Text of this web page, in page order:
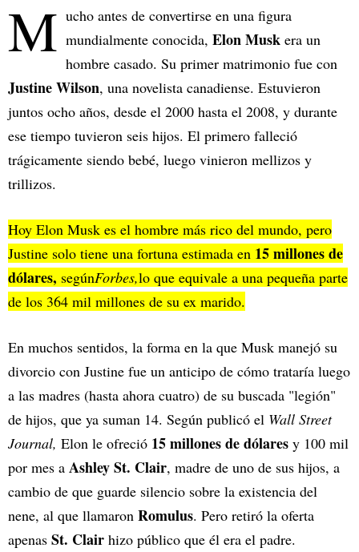
M ucho antes de convertirse en una figura
mundialmente conocida, Elon Musk era un
hombre casado. Su primer matrimonio fue con
Justine Wilson, una novelista canadiense. Estuvieron
juntos ocho años, desde el 2000 hasta el 2008, y durante
ese tiempo tuvieron seis hijos. El primero falleció
trágicamente siendo bebé, luego vinieron mellizos y
trillizos.
Hoy Elon Musk es el hombre más rico del mundo, pero
Justine solo tiene una fortuna estimada en 15 millones de
dólares, segúnForbes,lo que equivale a una pequeña parte
de los 364 mil millones de su ex marido.
En muchos sentidos, la forma en la que Musk manejó su
divorcio con Justine fue un anticipo de cómo trataría luego
a las madres (hasta ahora cuatro) de su buscada "legión"
de hijos, que ya suman 14. Según publicó el Wall Street
Journal, Elon le ofreció 15 millones de dólares y 100 mil
por mes a Ashley St. Clair, madre de uno de sus hijos, a
cambio de que guarde silencio sobre la existencia del
nene, al que llamaron Romulus. Pero retiró la oferta
apenas St. Clair hizo público que él era el padre.